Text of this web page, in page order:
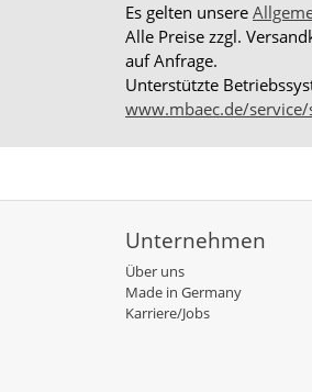
Es gelten unsere
Alle Preise zzgl.
auf Anfrage.
Unterstützte
www.mbaec.de/
Unternehmen
Über uns
Made in Germany
Karriere/Jobs